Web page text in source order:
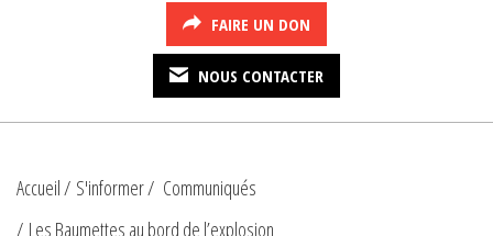
FAIRE UN DON
NOUS CONTACTER
Accueil S'informer
Communiqués
Les Baumettes au bord de l’explosion